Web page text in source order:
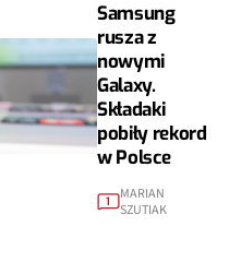
Samsung
rusza z
nowymi
Galaxy.
Składaki
pobiły rekord
w Polsce
1
MARIAN
SZUTIAK